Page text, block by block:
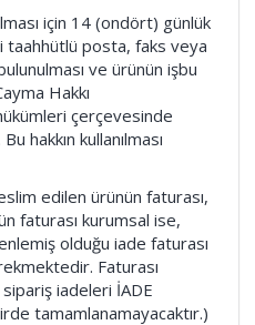
için 14 (ondört) günlük
taahhütlü posta, faks veya
ve ürünün işbu
Hakkı
çerçevesinde
hakkın kullanılması
edilen ürünün faturası,
faturası kurumsal ise,
olduğu iade faturası
Faturası
iadeleri İADE
tamamlanamayacaktır.)